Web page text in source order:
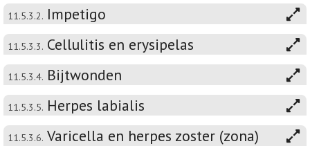
11.5.3.2. Impetigo
11.5.3.3. Cellulitis en erysipelas
11.5.3.4. Bijtwonden
11.5.3.5. Herpes labialis
11.5.3.6. Varicella en herpes zoster (zona)